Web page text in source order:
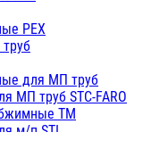
белые
ПП белые
ППс металл.белые
белые
серые
PEX
для МП труб
МП труб STC-FARO
ТМ
м/п STI
МП труб TITAN